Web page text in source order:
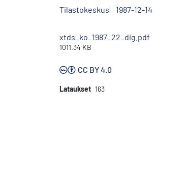
Tilastokeskus 1987-12-14
xtds_ko_1987_22_dig.pdf
1011.34 KB
CC BY 4.0
Lataukset 163